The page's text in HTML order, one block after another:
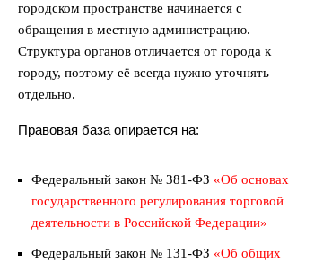
городском пространстве начинается с
обращения в местную администрацию.
Структура органов отличается от города к
городу, поэтому её всегда нужно уточнять
отдельно.
Правовая база опирается на:
Федеральный закон № 381-ФЗ «Об основах
государственного регулирования торговой
деятельности в Российской Федерации»
Федеральный закон № 131-ФЗ «Об общих